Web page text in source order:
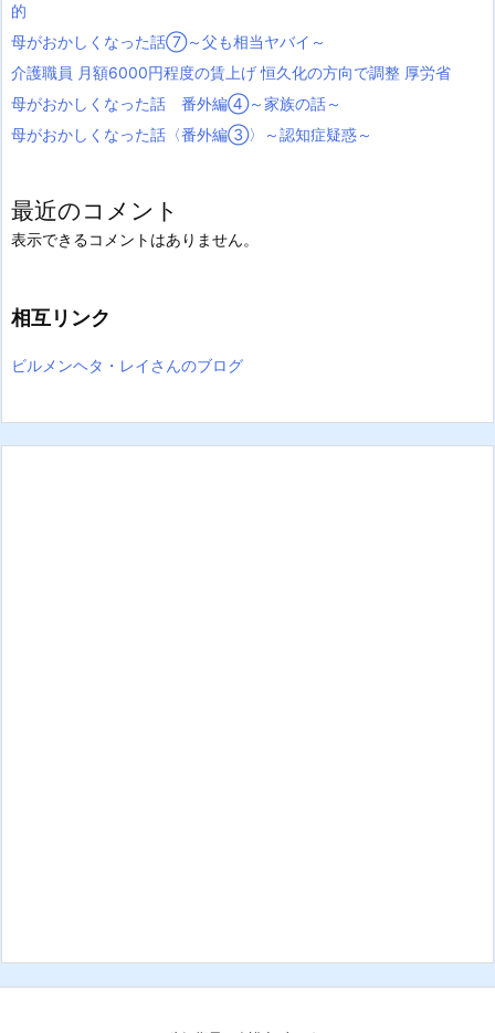
的
母がおかしくなった話⑦～父も相当ヤバイ～
介護職員 月額6000円程度の賃上げ 恒久化の方向で調整 厚労省
母がおかしくなった話 番外編④～家族の話～
母がおかしくなった話〈番外編③〉～認知症疑惑～
最近のコメント
表示できるコメントはありません。
相互リンク
ビルメンヘタ・レイさんのブログ